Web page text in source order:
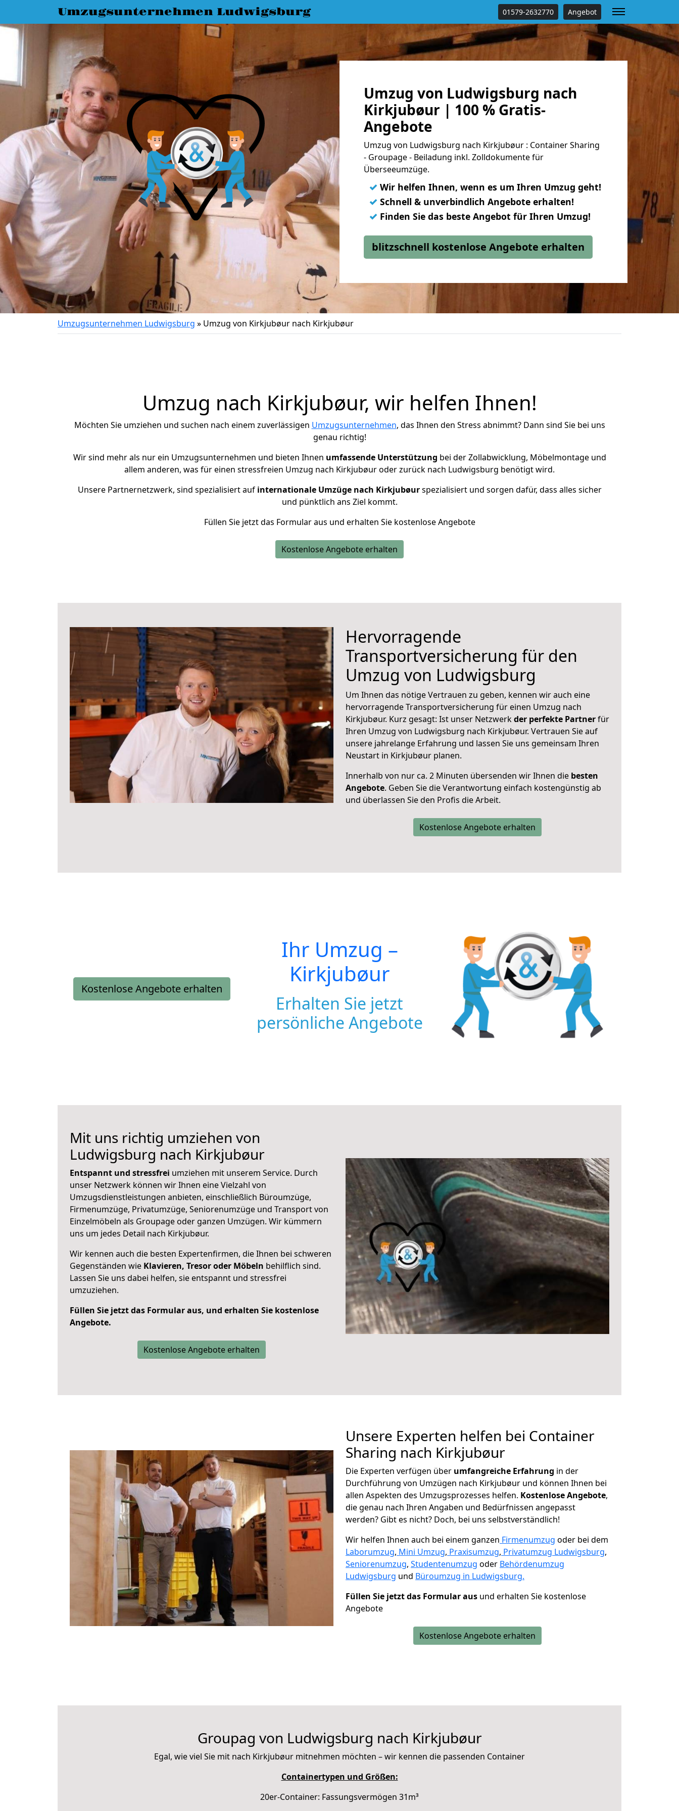
Umzugsunternehmen Ludwigsburg 01579-2632770 Angebot
Umzug von Ludwigsburg nach
Kirkjubøur | 100 % Gratis-
Angebote
Umzug von Ludwigsburg nach Kirkjubøur : Container Sharing
- Groupage - Beiladung inkl. Zolldokumente für
Überseeumzüge.
✓ Wir helfen Ihnen, wenn es um Ihren Umzug geht!
✓ Schnell & unverbindlich Angebote erhalten!
✓ Finden Sie das beste Angebot für Ihren Umzug!
blitzschnell kostenlose Angebote erhalten
Umzugsunternehmen Ludwigsburg » Umzug von Kirkjubøur nach Kirkjubøur
Umzug nach Kirkjubøur, wir helfen Ihnen!
Möchten Sie umziehen und suchen nach einem zuverlässigen Umzugsunternehmen, das Ihnen den Stress abnimmt? Dann sind Sie bei uns
genau richtig!
Wir sind mehr als nur ein Umzugsunternehmen und bieten Ihnen umfassende Unterstützung bei der Zollabwicklung, Möbelmontage und
allem anderen, was für einen stressfreien Umzug nach Kirkjubøur oder zurück nach Ludwigsburg benötigt wird.
Unsere Partnernetzwerk, sind spezialisiert auf internationale Umzüge nach Kirkjubøurspezialisiert und sorgen dafür, dass alles sicher
und pünktlich ans Ziel kommt.
Füllen Sie jetzt das Formular aus und erhalten Sie kostenlose Angebote
Kostenlose Angebote erhalten
Hervorragende
Transportversicherung für den
Umzug von Ludwigsburg
Um Ihnen das nötige Vertrauen zu geben, kennen wir auch eine
hervorragende Transportversicherung für einen Umzug nach
Kirkjubøur. Kurz gesagt: Ist unser Netzwerkder perfekte Partnerfür
Ihren Umzug von Ludwigsburg nach Kirkjubøur. Vertrauen Sie auf
unsere jahrelange Erfahrung und lassen Sie uns gemeinsam Ihren
Neustart in Kirkjubøur planen.
Innerhalb von nur ca. 2 Minuten übersenden wir Ihnen die besten
Angebote. Geben Sie die Verantwortung einfach kostengünstig ab
und überlassen Sie den Profis die Arbeit.
Kostenlose Angebote erhalten
Kostenlose Angebote erhalten
Ihr Umzug –
Kirkjubøur
Erhalten Sie jetzt
persönliche Angebote
Mit uns richtig umziehen von
Ludwigsburg nach Kirkjubøur
Entspannt und stressfrei umziehen mit unserem Service. Durch
unser Netzwerk können wir Ihnen eine Vielzahl von
Umzugsdienstleistungen anbieten, einschließlich Büroumzüge,
Firmenumzüge, Privatumzüge, Seniorenumzüge und Transport von
Einzelmöbeln als Groupage oder ganzen Umzügen. Wir kümmern
uns um jedes Detail nach Kirkjubøur.
Wir kennen auch die besten Expertenfirmen, die Ihnen bei schweren
Gegenständen wie Klavieren, Tresor oder Möbeln behilflich sind.
Lassen Sie uns dabei helfen, sie entspannt und stressfrei
umzuziehen.
Füllen Sie jetzt das Formular aus, und erhalten Sie kostenlose
Angebote.
Kostenlose Angebote erhalten
Unsere Experten helfen bei Container
Sharing nach Kirkjubøur
Die Experten verfügen über umfangreiche Erfahrung in der
Durchführung von Umzügen nach Kirkjubøur und können Ihnen bei
allen Aspekten des Umzugsprozesses helfen. Kostenlose Angebote,
die genau nach Ihren Angaben und Bedürfnissen angepasst
werden? Gibt es nicht? Doch, bei uns selbstverständlich!
Wir helfen Ihnen auch bei einem ganzen Firmenumzug oder bei dem
Laborumzug, Mini Umzug, Praxisumzug, Privatumzug Ludwigsburg,
Seniorenumzug, Studentenumzug oder Behördenumzug
Ludwigsburg und Büroumzug in Ludwigsburg.
Füllen Sie jetzt das Formular aus und erhalten Sie kostenlose
Angebote
Kostenlose Angebote erhalten
Groupag von Ludwigsburg nach Kirkjubøur
Egal, wie viel Sie mit nach Kirkjubøur mitnehmen möchten – wir kennen die passenden Container
Containertypen und Größen:
20er-Container: Fassungsvermögen 31m³